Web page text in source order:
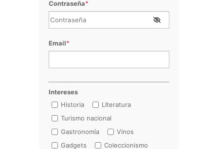
Contraseña*
Email*
Intereses
Historia
LIteratura
Turismo nacional
Gastronomía
Vinos
Gadgets
Coleccionismo